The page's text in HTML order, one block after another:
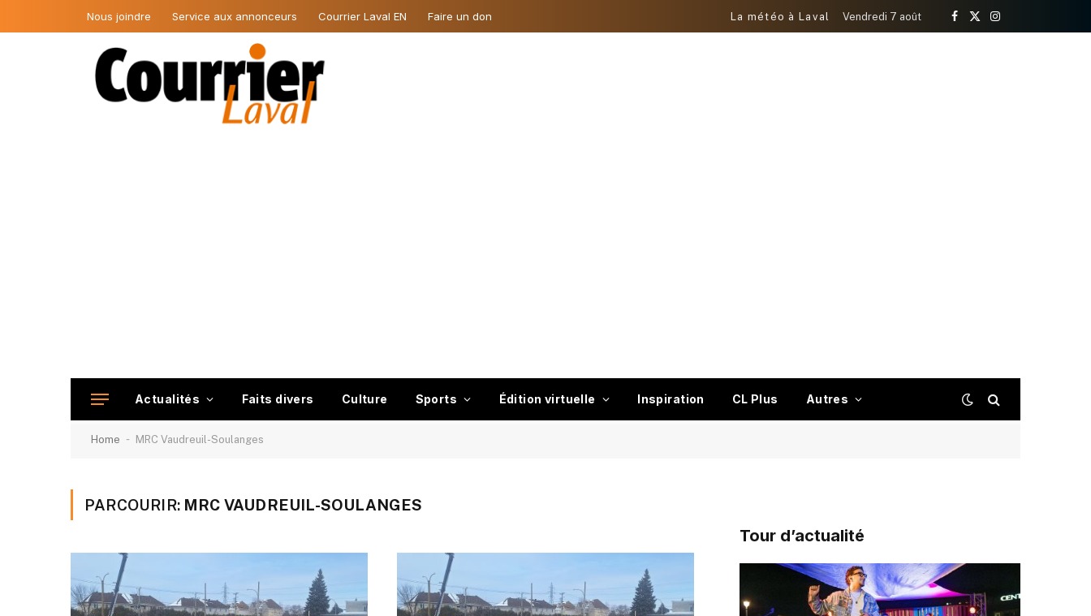
Nous joindre Service aux annonceurs Courrier Laval EN Faire un don La météo à Laval Vendredi 7 août
Facebook
X
Instagram
Actualités Faits divers Culture Sports Édition virtuelle Inspiration CL Plus Autres
Home - MRC Vaudreuil-Soulanges
PARCOURIR: MRC VAUDREUIL-SOULANGES
Tour d’actualité